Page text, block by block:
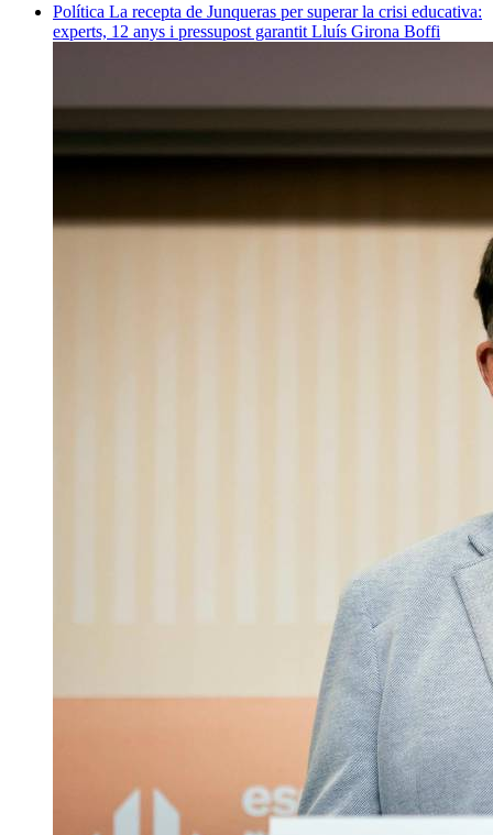
Política La recepta de Junqueras per superar la crisi educativa:
experts, 12 anys i pressupost garantit Lluís Girona Boffi